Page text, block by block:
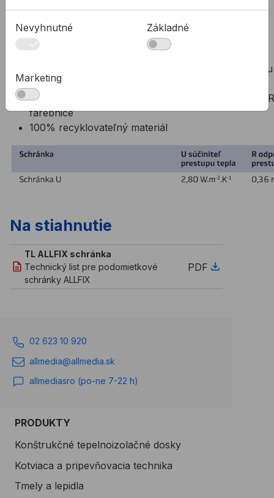
Vynikajúce tepelno-izolačné vlastnosti
Vysoká mechanická odolnosť
Vysoká odolnosť voči vode a vlhkosti
Vhodná pre všetky typy žalúzií
Štandardné vyhotovenie schránky má béžovú
PUR a lišty vo farbe surového hliníka
Možnosť vyhotovenia vnútra schránky a líšt podľa
farebnice
100% recyklovateľný materiál
Na stiahnutie
TL ALLFIX schránka
Technický list pre podomietkové
schránky ALLFIX
PDF
02 623 10 920
allmedia@allmedia.sk
allmediasro (po-ne 7-22 h)
PRODUKTY
Konštrukčné tepelnoizolačné dosky
Kotviaca a pripevňovacia technika
Tmely a lepidla
Nevyhnutné Základné
Marketing